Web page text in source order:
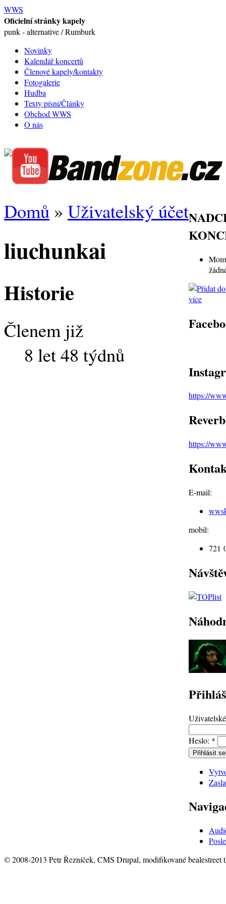
WWS
Oficielní stránky kapely
punk - alternative / Rumburk
Novinky
Kalendář koncertů
Členové kapely/kontakty
Fotogalerie
Hudba
Texty písní/Články
Obchod WWS
O nás
Domů » Uživatelský účet
liuchunkai
Historie
Členem již
8 let 48 týdnů
více
https://
https://
E-mail:
mobil:
721
Heslo: *
© 2008-2013 Petr Řezníček, CMS Drupal, modifikované bealestreet